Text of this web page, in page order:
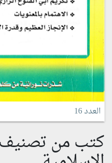
العدد 16
كتب من تصنيف